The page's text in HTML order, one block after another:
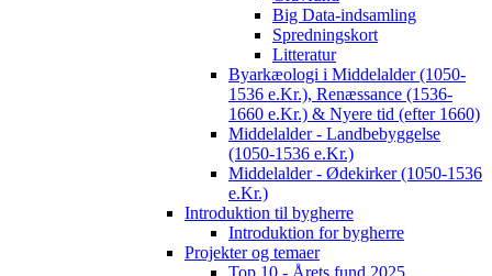
Big Data-indsamling
Spredningskort
Litteratur
Byarkæologi i Middelalder (1050-
1536 e.Kr.), Renæssance (1536-
1660 e.Kr.) & Nyere tid (efter 1660)
Middelalder - Landbebyggelse
(1050-1536 e.Kr.)
Middelalder - Ødekirker (1050-1536
e.Kr.)
Introduktion til bygherre
Introduktion for bygherre
Projekter og temaer
Top 10 - Årets fund 2025